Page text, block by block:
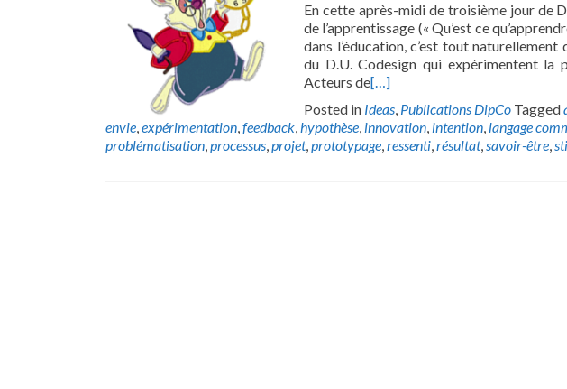
En cette après-midi de troisième jour de
de l’apprentissage (« Qu’est ce
dans l’éducation, c’est tout
du D.U. Codesign qui expérimentent la
Acteurs de[…]
Posted in Ideas, Publications DipCo Tagged
envie,expérimentation,feedback,hypothèse, innovation, intention, langage
problématisation,processus,projet,prototypage,ressenti,résultat,savoir-être,